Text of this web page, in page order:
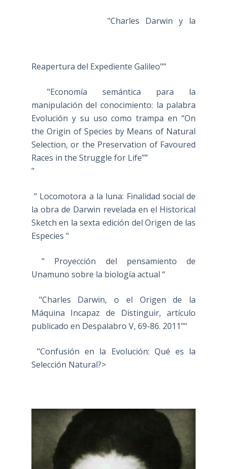
"Charles Darwin y la
Reapertura del Expediente Galileo""
"Economía semántica para la
manipulación del conocimiento: la palabra
Evolución y su uso como trampa en “On
the Origin of Species by Means of Natural
Selection, or the Preservation of Favoured
Races in the Struggle for Life””
"
" Locomotora a la luna: Finalidad social de
la obra de Darwin revelada en el Historical
Sketch en la sexta edición del Origen de las
Especies "
" Proyección del pensamiento de
Unamuno sobre la biología actual “
"Charles Darwin, o el Origen de la
Máquina Incapaz de Distinguir, artículo
publicado en Despalabro V, 69-86. 2011""
"Confusión en la Evolución: Qué es la
Selección Natural?>